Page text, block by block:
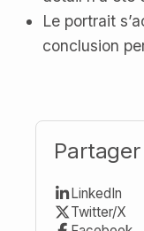
Le portrait
conclusion
Partager
LinkedIn
Twitter/X